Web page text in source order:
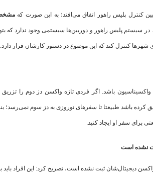
کنترل پلیس راهور اتفاق می‌افتد؛ به این صورت که
. در سیستم پلیس راهور و دوربین‌ها سیستمی وجود ندارد که
شهرها کنترل کند که این موضوع در دستور کارشان قرار دارد.
کرده باشد طبیعتا تا سفرهای نوروزی به دز سوم نمی‌رسد؛
برای سفر او ایجاد کنید.
نشده است
دیجیتال‌شان ثبت نشده است، تصریح کرد: این افراد باید